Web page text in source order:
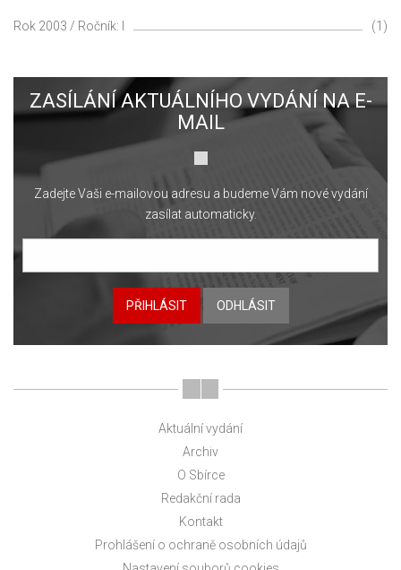
Rok 2003 / Ročník: I (1)
ZASÍLÁNÍ AKTUÁLNÍHO VYDÁNÍ NA E-
MAIL
Zadejte Vaši e-mailovou adresu a budeme Vám nové vydání
zasílat automaticky.
PŘIHLÁSIT ODHLÁSIT
Aktuální vydání
Archiv
O Sbírce
Redakční rada
Kontakt
Prohlášení o ochraně osobních údajů